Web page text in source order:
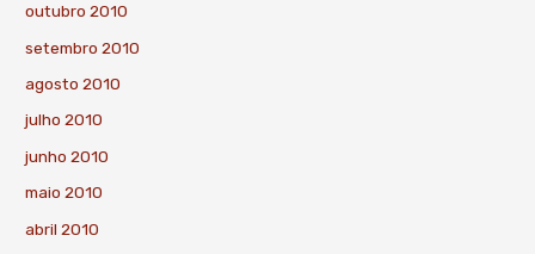
outubro 2010
setembro 2010
agosto 2010
julho 2010
junho 2010
maio 2010
abril 2010